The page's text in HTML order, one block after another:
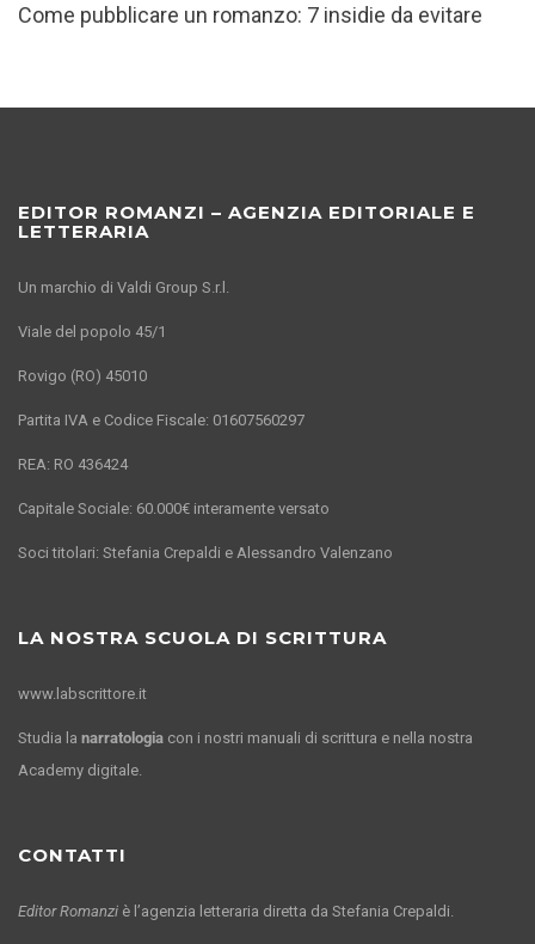
Come pubblicare un romanzo: 7 insidie da evitare
EDITOR ROMANZI – AGENZIA EDITORIALE E
LETTERARIA
Un marchio di Valdi Group S.r.l.
Viale del popolo 45/1
Rovigo (RO) 45010
Partita IVA e Codice Fiscale: 01607560297
REA: RO 436424
Capitale Sociale: 60.000€ interamente versato
Soci titolari: Stefania Crepaldi e Alessandro Valenzano
LA NOSTRA SCUOLA DI SCRITTURA
www.labscrittore.it
Studia la narratologia con i nostri manuali di scrittura e nella nostra
Academy digitale.
CONTATTI
Editor Romanzi è l’agenzia letteraria diretta da Stefania Crepaldi.